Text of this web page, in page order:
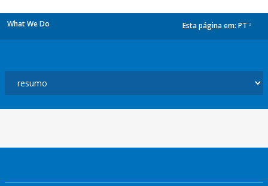
What We Do Esta página em: PT